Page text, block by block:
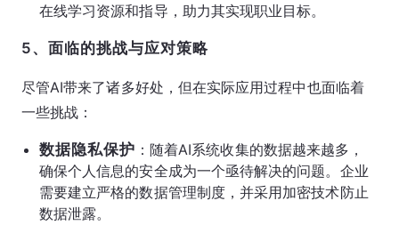
在线学习资源和指导，助力其实现职业目标。
5、面临的挑战与应对策略
尽管AI带来了诸多好处，但在实际应用过程中也面临着
一些挑战：
数据隐私保护 ：随着AI系统收集的数据越来越多，
确保个人信息的安全成为一个亟待解决的问题。企业
需要建立严格的数据管理制度，并采用加密技术防止
数据泄露。